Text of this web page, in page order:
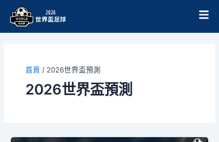
首頁 / 2026世界盃預測
2026世界盃預測